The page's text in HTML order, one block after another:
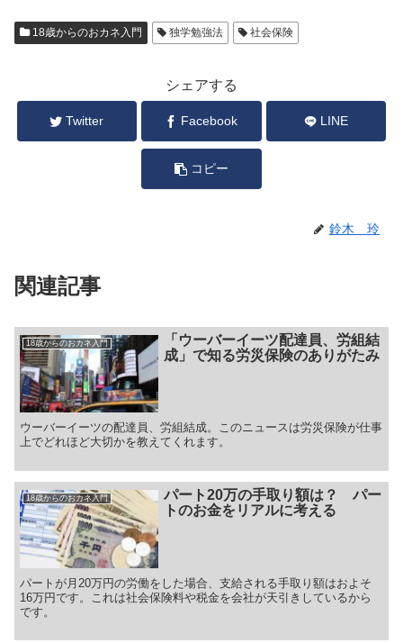
18歳からのおカネ入門 独学勉強法 社会保険
シェアする
Twitter Facebook LINE
コピー
鈴木 玲
関連記事
18歳からのおカネ入門
「ウーバーイーツ配達員、労組結
成」で知る労災保険のありがたみ
ウーバーイーツの配達員、労組結成。このニュースは労災保険が仕事
上でどれほど大切かを教えてくれます。
18歳からのおカネ入門
パート20万の手取り額は？ パー
トのお金をリアルに考える
パートが月20万円の労働をした場合、支給される手取り額はおよそ
16万円です。これは社会保険料や税金を会社が天引きしているから
です。